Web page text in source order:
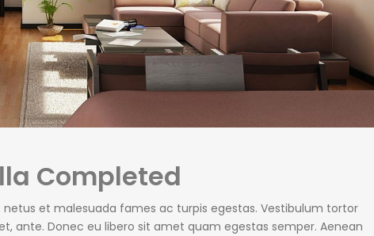
Completed
et malesuada fames ac turpis egestas. Vestibulum tortor
ante. Donec eu libero sit amet quam egestas semper. Aenean